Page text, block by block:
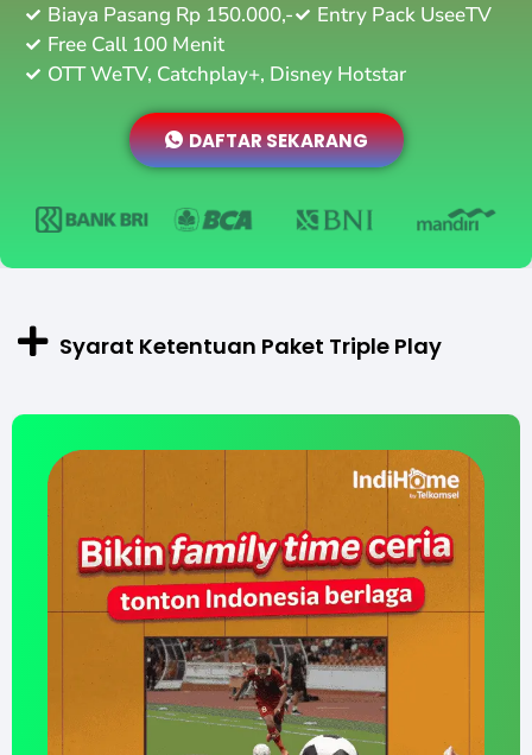
Biaya Pasang Rp 150.000,-
Entry Pack UseeTV
Free Call 100 Menit
OTT WeTV, Catchplay+, Disney Hotstar
DAFTAR SEKARANG
Syarat Ketentuan Paket Triple Play